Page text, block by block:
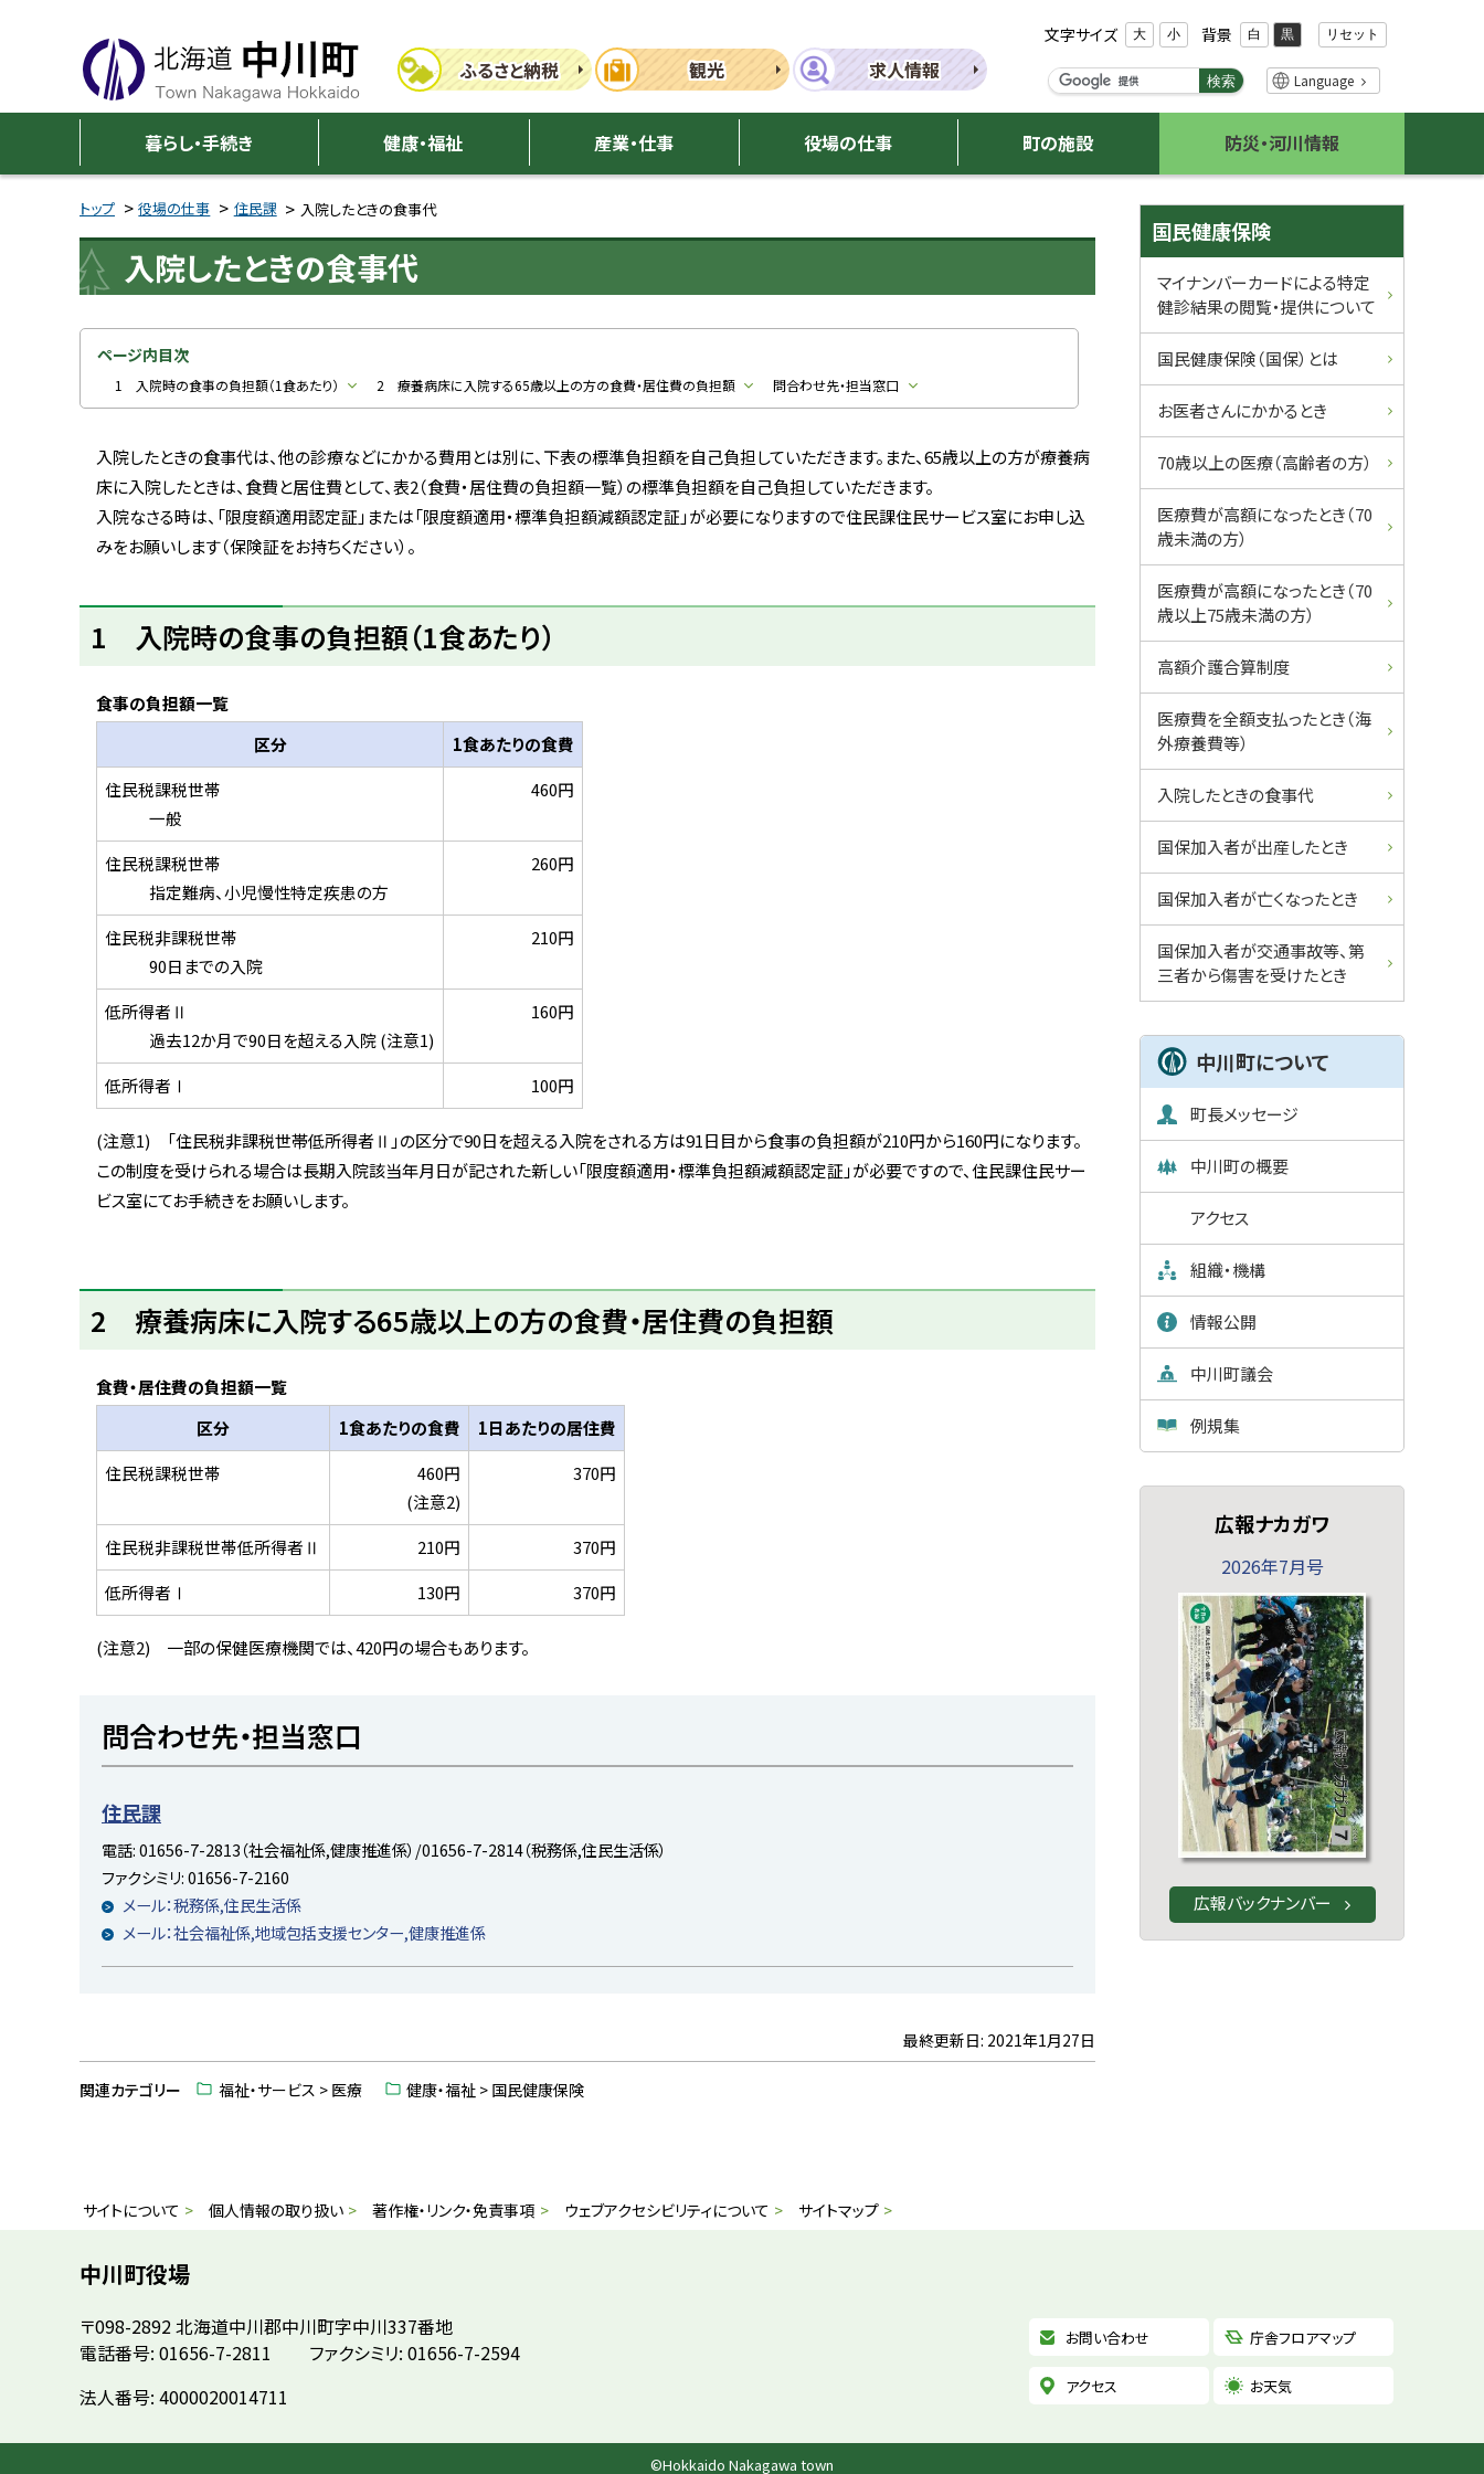
メ
ュ
中
川
町
ふるさと納税 観光 求人情報
文字サイズ 大 小 背景 白 黒 リセット
検
ー
ワ
検索 Language
暮らし・手続き 健康・福祉 産業・仕事 役場の仕事 町の施設 防災・河川情報
トップ 役場の仕事 住民課 入院したときの食事代
入院したときの食事代
ページ内目次
1 入院時の食事の負担額（1食あたり） 2 療養病床に入院する65歳以上の方の食費・居住費の負担額 問合わせ先・担当窓口
入院したときの食事代は、他の診療などにかかる費用とは別に、下表の標準負担額を自己負担していただきます。また、65歳以上の方が療養病
床に入院したときは、食費と居住費として、表2（食費・居住費の負担額一覧）の標準負担額を自己負担していただきます。
入院なさる時は、「限度額適用認定証」または「限度額適用・標準負担額減額認定証」が必要になりますので住民課住民サービス室にお申し込
みをお願いします（保険証をお持ちください）。
1 入院時の食事の負担額（1食あたり）
食事の負担額一覧
区分
1食あたりの食費
住民税課税世帯
一般
460円
住民税課税世帯
指定難病、小児慢性特定疾患の方
260円
住民税非課税世帯
90日までの入院
210円
低所得者Ⅱ
過去12か月で90日を超える入院 (注意1)
160円
低所得者Ⅰ 100円
(注意1) 「住民税非課税世帯低所得者Ⅱ」の区分で90日を超える入院をされる方は91日目から食事の負担額が210円から160円になります。
この制度を受けられる場合は長期入院該当年月日が記された新しい「限度額適用・標準負担額減額認定証」が必要ですので、住民課住民サー
ビス室にてお手続きをお願いします。
ト
ッ
に
戻
2 療養病床に入院する65歳以上の方の食費・居住費の負担額
食費・居住費の負担額一覧
区分
1食あたりの食費
1日あたりの居住費
住民税課税世帯
460円
(注意2)
370円
住民税非課税世帯低所得者Ⅱ 210円
370円
低所得者Ⅰ
130円 370円
(注意2) 一部の保健医療機関では、420円の場合もあります。
ッ
プ
に
戻
る
問合わせ先・担当窓口
住民課
電話:01656-7-2813（社会福祉係,健康推進係）/01656-7-2814（税務係,住民生活係）
ファクシミリ:01656-7-2160
メール：税務係,住民生活係
メール：社会福祉係,地域包括支援センター,健康推進係
プ
最終更新日: 2021年1月27日
関連カテゴリー 福祉・サービス > 医療 健康・福祉 > 国民健康保険
サ
イ
ド
メ
ニ
ュ
ー
国民健康保険
マイナンバーカードによる特定
健診結果の閲覧・提供について
国民健康保険（国保）とは
お医者さんにかかるとき
70歳以上の医療（高齢者の方）
医療費が高額になったとき（70
歳未満の方）
医療費が高額になったとき（70
歳以上75歳未満の方）
高額介護合算制度
医療費を全額支払ったとき（海
外療養費等）
入院したときの食事代
国保加入者が出産したとき
国保加入者が亡くなったとき
国保加入者が交通事故等、第
三者から傷害を受けたとき
中川町について
町長メッセージ
中川町の概要
アクセス
組織・機構
情報公開
中川町議会
例規集
広報ナカガワ
2026年7月号
広報バックナンバー
サ
イ
情
報
サイトについて 個人情報の取り扱い 著作権・リンク・免責事項 ウェブアクセシビリティについて サイトマップ
中川町役場
〒098-2892北海道中川郡中川町字中川337番地
電話番号: 01656-7-2811
ファクシミリ: 01656-7-2594
法人番号: 4000020014711
お問い合わせ 庁舎フロアマップ
アクセス お天気
©Hokkaido Nakagawa town
戻
メ